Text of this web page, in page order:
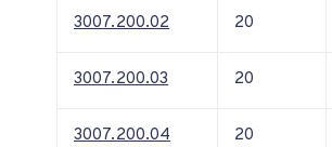
3007.200.02 20
3007.200.03 20
3007.200.04 20